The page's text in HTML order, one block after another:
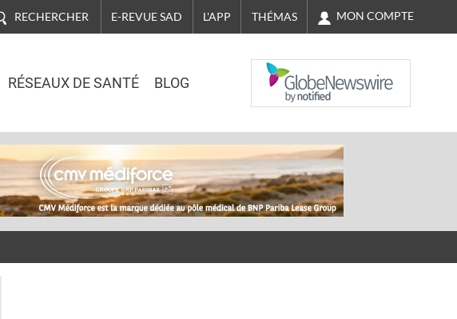
RECHERCHER E-REVUE SAD L'APP THÉMAS MON COMPTE
RÉSEAUX DE SANTÉ BLOG
NASDAQ